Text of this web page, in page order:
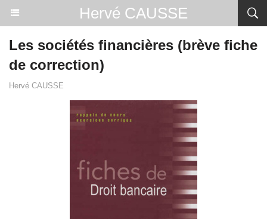
Hervé CAUSSE
Les sociétés financières (brève fiche
de correction)
Hervé CAUSSE